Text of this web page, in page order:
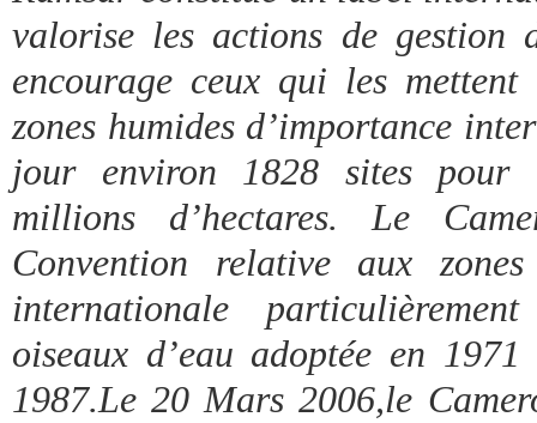
valorise les actions de gestion
encourage ceux qui les
zones humides d’importance
jour environ 1828 sites pour
millions d’hectares. Le
Convention relative aux zones
internationale
oiseaux d’eau adoptée en
1987.Le 20 Mars 2006,le